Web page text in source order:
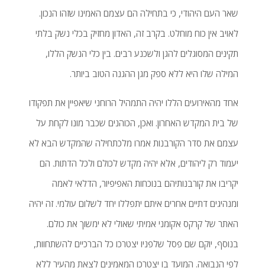
שאר העם היהודי, כי בתחילה הם עצמם האמינו שזהו הנכון.
לאויב אין כוח מוחלט. בקרב זה, האדון מחזיק בכלי נשק בלתי
תקינים המסוגלים להגן ולשכנע רבים. בין כלי הנשק הללו,
המילה שלו היא ללא ספק מגן ההגנה הטוב ביותר.
אחד מהאירועים הללו יהיה התמהיל הרוחני שיאפיין את תפקודו
של בית המקדש האחרון. ואכן, הכוהנים שכבר מונו לקחת על
עצמם את סדר הקורבנות אמרו מלכתחילה שהמקדש הבא לא
יעמוד רק ליהודים, אלא יהיה מקדש לכולם ולכל הדתות. הם
יקריבו את קורבנותיהם בנוכחות האפיפיור, הדלאי לאמה
ומנהיגים דתיים אחרים איתם יתפללו יחד לשלום עולמי. זה יהיה
האתר של קרקס אקומני אמיתי שאולי לא ימשוך את כולם.
בנוסף, יוקם שם פסל שלפניו יצטרכו כל הברכיים להשתחוות,
לפי הנבואה. המועד בו יצטרכו המאמינים לצאת מהעיר ללא